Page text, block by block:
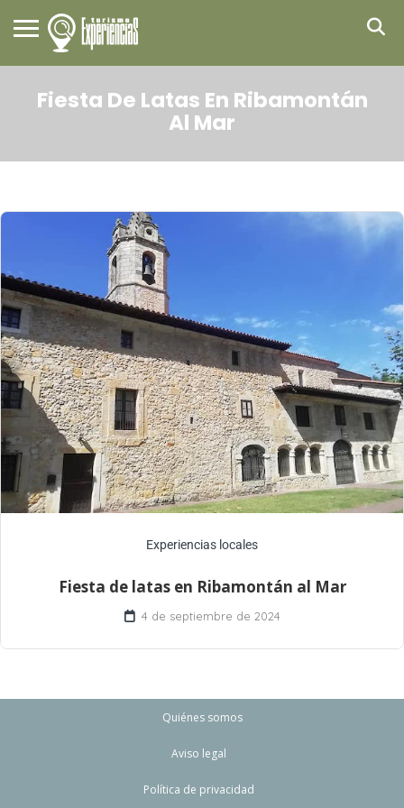
Fiesta De Latas En Ribamontán
Al Mar
Experiencias locales
Fiesta de latas en Ribamontán al Mar
4 de septiembre de 2024
Quiénes somos
Aviso legal
Política de privacidad